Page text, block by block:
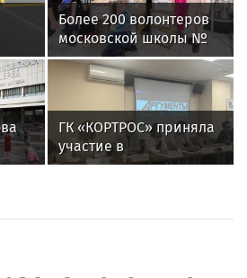
Более 200 волонтеров
московской школы №
2010 регулярно
помогают участникам
ГК «КОРТРОС» приняла
участие в
пресс‑конференции о